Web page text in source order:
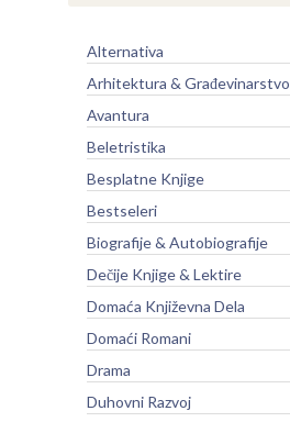
Alternativa
Arhitektura & Građevinarstvo
Avantura
Beletristika
Besplatne Knjige
Bestseleri
Biografije & Autobiografije
Dečije Knjige & Lektire
Domaća Književna Dela
Domaći Romani
Drama
Duhovni Razvoj